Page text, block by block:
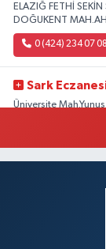
ELAZIĞ FETHİ SEKİN
DOĞUKENT
0 (424) 234 07 08
Sark
Üniversite
BELEDİYE KARŞISI
Mahallesi ŞEHİT